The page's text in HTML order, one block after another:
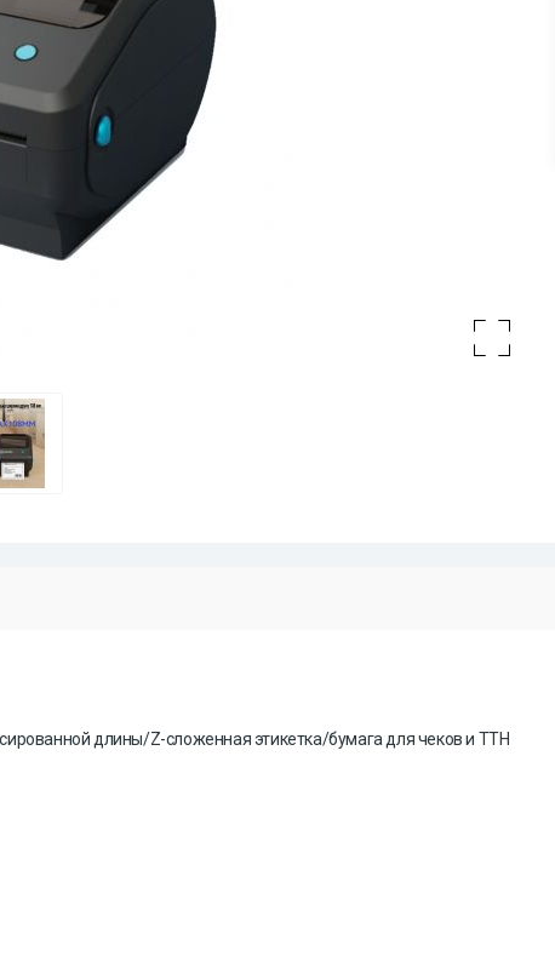
длины/Z-сложенная этикетка/бумага для чеков и ТТН